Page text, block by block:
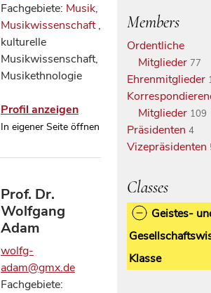
Fachgebiete: Musik,
Musikwissenschaft,
kulturelle
Musikwissenschaft,
Musikethnologie
Profil anzeigen
In eigener Seite öffnen
Prof. Dr.
Wolfgang
Adam
wolfg-
adam@gmx.de
Fachgebiete:
Members
Ordentliche
Mitglieder 77
Ehrenmitglieder
Mitglieder 109
Präsidenten 4
Vizepräsidenten
Classes
Geistes-
Klasse